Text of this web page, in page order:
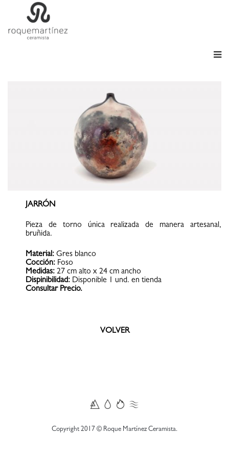
JARRÓN
Pieza de torno única realizada de manera artesanal,
bruñida.
Material: Gres blanco
Cocción: Foso
Medidas: 27 cm alto x 24 cm ancho
Dispinibilidad: Disponible 1 und. en tienda
Consultar Precio.
VOLVER
Copyright 2017 © Roque Martínez Ceramista.